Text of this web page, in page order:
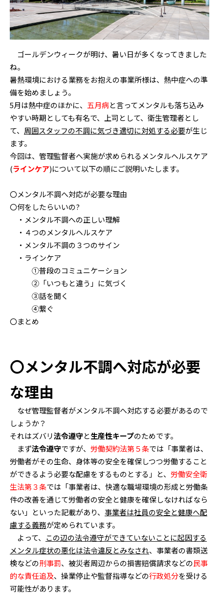
ゴールデンウィークが明け、暑い日が多くなってきました
ね。
暑熱環境における業務をお抱えの事業所様は、熱中症への準
備を始めましょう。
5月は熱中症のほかに、 五月病と言ってメンタルも落ち込み
やすい時期としても有名で、上司として、衛生管理者とし
て、 周囲スタッフの不調に気づき適切に対処する必要が生じ
ます。
今回は、管理監督者へ実施が求められるメンタルヘルスケア
(ラインケア)について以下の順にご説明いたします。
〇メンタル不調へ対応が必要な理由
〇何をしたらいいの?
・メンタル不調への正しい理解
・４つのメンタルヘルスケア
・メンタル不調の３つのサイン
・ラインケア
①普段のコミュニケーション
②「いつもと違う」に気づく
③話を聞く
④繋ぐ
〇まとめ
〇メンタル不調へ対応が必要
な理由
なぜ管理監督者がメンタル不調へ対応する必要があるので
しょうか？
それはズバリ法令遵守と生産性キープのためです。
まず法令遵守ですが、 労働契約法第５条では「事業者は、
労働者がその生命、身体等の安全を確保しつつ労働すること
ができるよう必要な配慮をするものとする」と、 労働安全衛
生法第３条では「事業者は、快適な職場環境の形成と労働条
件の改善を通じて労働者の安全と健康を確保しなければなら
ない」といった記載があり、 事業者は社員の安全と健康へ配
慮する義務が定められています。
よって、 この辺の法令遵守ができていないことに起因する
メンタル症状の悪化は法令違反とみなされ、事業者の書類送
検などの刑事罰、被災者周辺からの損害賠償請求などの民事
的な責任追及、操業停止や監督指導などの行政処分を受ける
可能性があります。